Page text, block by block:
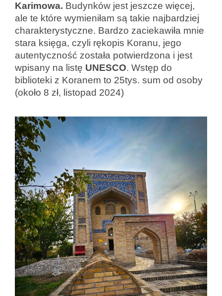
Karimowa. Budynków jest jeszcze więcej,
ale te które wymieniłam są takie najbardziej
charakterystyczne. Bardzo zaciekawiła mnie
stara księga, czyli rękopis Koranu, jego
autentyczność została potwierdzona i jest
wpisany na listę UNESCO. Wstęp do
biblioteki z Koranem to 25tys. sum od osoby
(około 8 zł, listopad 2024)